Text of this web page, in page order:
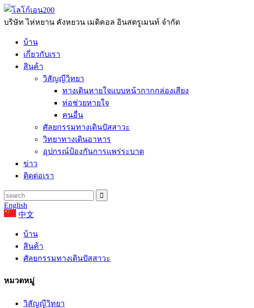
บริษัท ไห่หยาน คังหยวน เมดิคอล อินสตรูเมนท์ จำกัด
บ้าน
เกี่ยวกับเรา
สินค้า
วิสัญญีวิทยา
ทางเดินหายใจแบบหน้ากากกล่องเสียง
ท่อช่วยหายใจ
คนอื่น
ศัลยกรรมทางเดินปัสสาวะ
วิทยาทางเดินอาหาร
อุปกรณ์ป้องกันการแพร่ระบาด
ข่าว
ติดต่อเรา
English
中文
บ้าน
สินค้า
ศัลยกรรมทางเดินปัสสาวะ
หมวดหมู่
วิสัญญีวิทยา